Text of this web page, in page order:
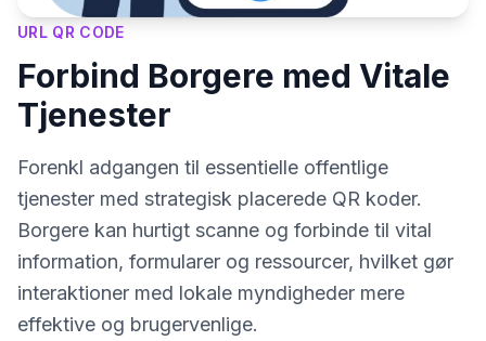
URL QR CODE
Forbind Borgere med Vitale
Tjenester
Forenkl adgangen til essentielle offentlige
tjenester med strategisk placerede QR koder.
Borgere kan hurtigt scanne og forbinde til vital
information, formularer og ressourcer, hvilket gør
interaktioner med lokale myndigheder mere
effektive og brugervenlige.